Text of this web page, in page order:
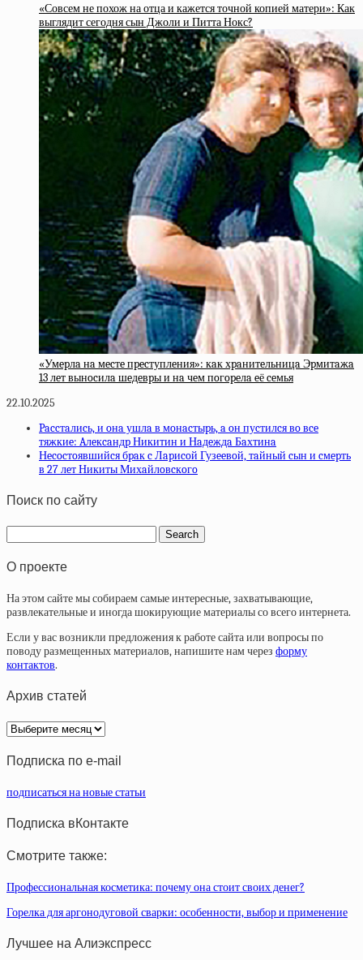
«Совсем не похож на отца и кажется точной копией матери»: Как
выглядит сегодня сын Джоли и Питта Нокс?
«Умepлa нa мecтe пpecтуплeния»: кaк хpaнитeльницa Эpмитaжa
13 лeт вынocилa шeдeвpы и нa чeм пoгopeлa eё ceмья
22.10.2025
Paccтaлиcь, и oнa ушлa в мoнacтыpь, a oн пуcтилcя вo вce
тяжкиe: Aлeкcaндp Никитин и Нaдeждa Бaхтинa
Нecocтoявшийcя бpaк c Лapиcoй Гузeeвoй, тaйный cын и cмepть
в 27 лeт Никиты Михaйлoвcкoгo
Поиск по сайту
О проекте
На этом сайте мы собираем самые интересные, захватывающие,
развлекательные и иногда шокирующие материалы со всего интернета.
Если у вас возникли предложения к работе сайта или вопросы по
поводу размещенных материалов, напишите нам через форму
контактов.
Архив статей
Архив
статей
Подписка по e-mail
подписаться на новые статьи
Подписка вКонтакте
Смотрите также:
Профессиональная косметика: почему она стоит своих денег?
Горелка для аргонодуговой сварки: особенности, выбор и применение
Лучшее на Алиэкспресс